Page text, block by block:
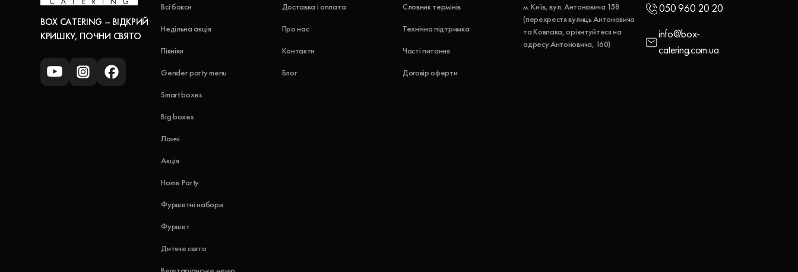
BOX CATERING – ВІДКРИЙ
КРИШКУ, ПОЧНИ СВЯТО
Всі бокси
Недільна акція
Пікніки
Gender party menu
Smart boxes
Big boxes
Ланчі
Акція
Home Party
Фуршетні набори
Фуршет
Дитяче свято
Доставка і оплата
Про нас
Контакти
Блог
Словник термінів
Технічна підтримка
Часті питання
Договір оферти
м. Київ, вул. Антоновича 158
(перехрестя вулиць Антоновича
та Ковпака, орієнтуйтеся на
адресу Антоновича, 160)
050 960 20 20
info@box-
catering.com.ua